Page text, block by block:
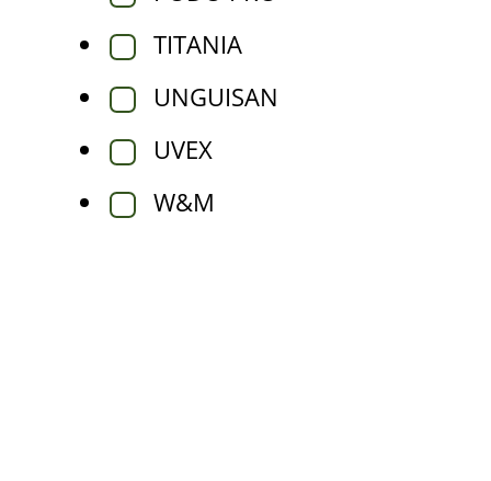
TITANIA
UNGUISAN
UVEX
W&M